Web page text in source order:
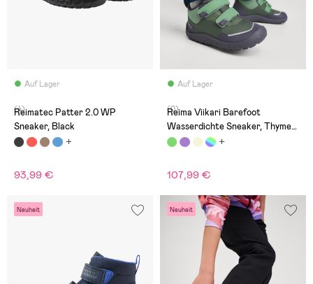
Auf Lager
(4)
Reimatec Patter 2.0 WP
Sneaker, Black
93,99 €
Auf Lager
(0)
Reima Viikari Barefoot
Wasserdichte Sneaker, Thyme
Green
107,99 €
Neuheit Neuheit